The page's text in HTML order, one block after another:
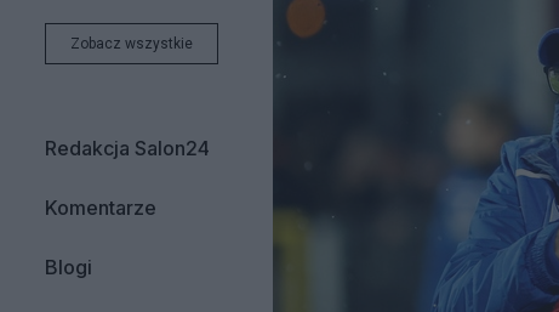
Zobacz wszystkie
Redakcja Salon24
Komentarze
Blogi